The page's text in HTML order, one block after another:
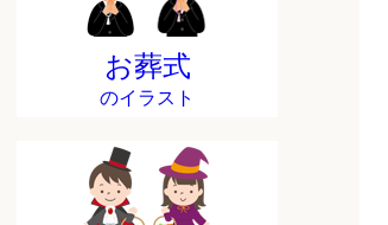
お葬式
のイラスト